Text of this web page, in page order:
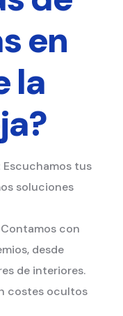
en
la
Escuchamos tus
soluciones
Contamos con
desde
de interiores.
costes ocultos